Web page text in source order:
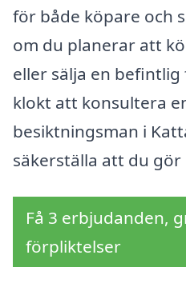
för både köpare och
om du planerar att
eller sälja en
klokt att konsultera
besiktningsman i
säkerställa att du
Få 3 erbjudanden,
förpliktelser